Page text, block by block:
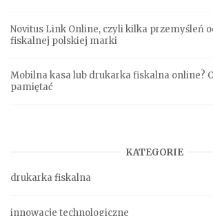
Novitus Link Online, czyli kilka przemyśleń
fiskalnej polskiej marki
Mobilna kasa lub drukarka fiskalna online?
pamiętać
KATEGORIE
drukarka fiskalna
innowacje technologiczne